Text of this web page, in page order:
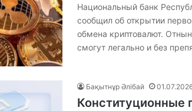
Национальный банк
сообщил об открытии
обмена криптовалют.
смогут легально и без
Бақытнұр Әлібай
Конституционные